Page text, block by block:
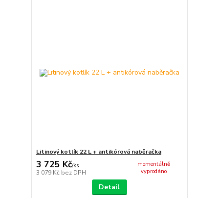
Litinový kotlík 22 L + antikórová naběračka
3 725 Kč/ks
3 079 Kč bez DPH
momentálně
vyprodáno
Detail